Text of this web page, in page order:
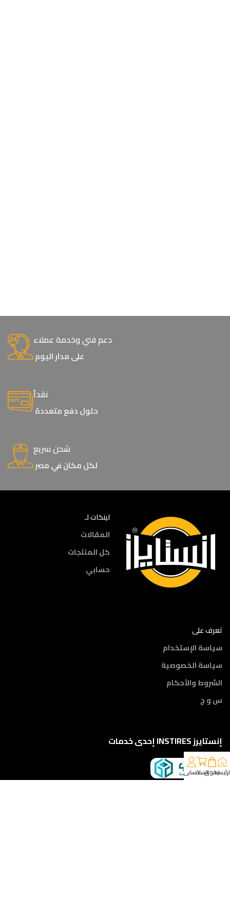
دعم فني وخدمة عملاء
على مدار اليوم
نقداً
حلول دفع متعددة
شحن سريع
لكل مكان في مصر
لينكات لـ
المقالات
كل المنتجات
حسابي
تعرف على
سياسة الإستخدام
سياسة الخصوصية
الشروط والأحكام
س و ج
إنستايرز INSTIRES إحدى خدمات
تسوقالسلةحسابي